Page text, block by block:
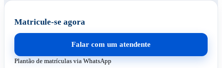
Matricule-se agora
Falar com um atendente
Plantão de matrículas via WhatsApp